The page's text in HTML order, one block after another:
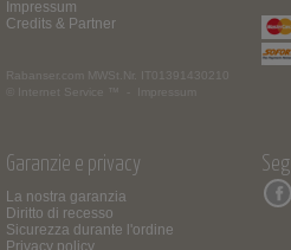
Impressum
Credits & Partner
Rabanser.com
MWSt.Nr. IT01391430210
© Internet Service ™ -
Impressum
Garanzie e privacy
La nostra garanzia
Diritto di recesso
Sicurezza durante l'ordine